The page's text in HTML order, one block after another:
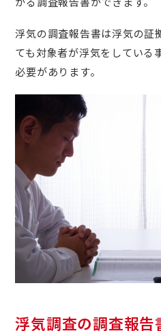
かる調査報告書ができます。
浮気の調査報告書は浮気の証
ても対象者が浮気をしている
必要があります。
浮気調査の調査報告